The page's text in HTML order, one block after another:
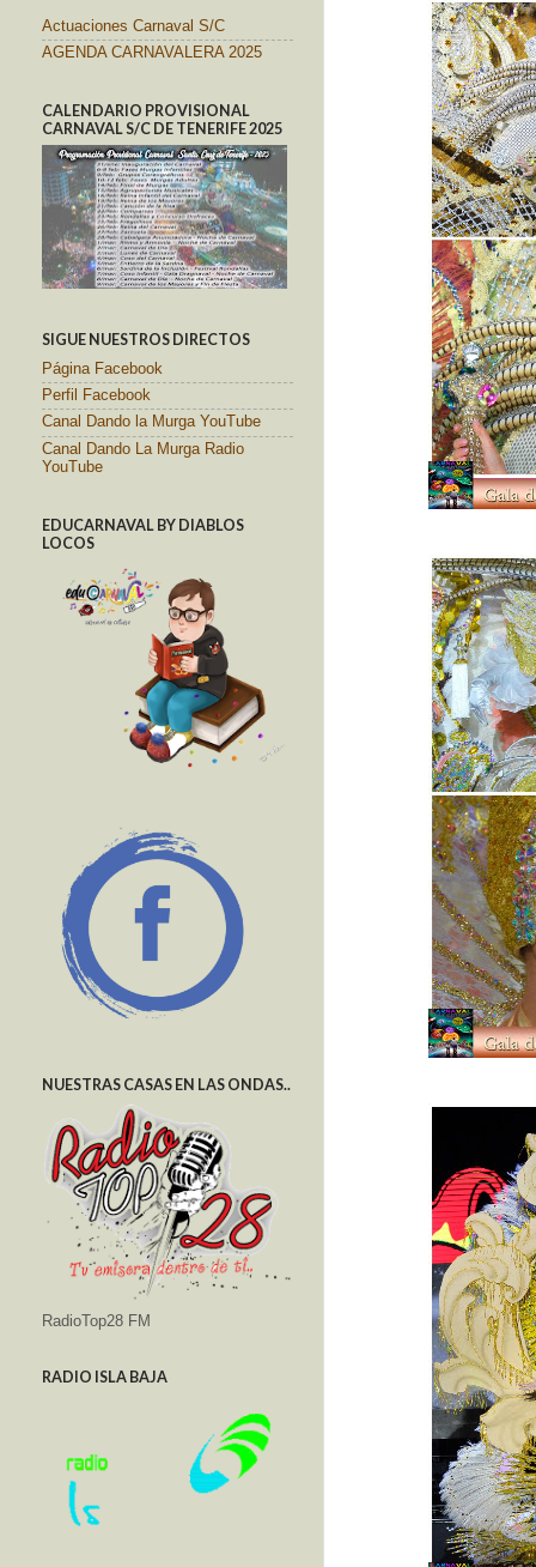
Actuaciones Carnaval S/C
AGENDA CARNAVALERA 2025
CALENDARIO PROVISIONAL
CARNAVAL S/C DE TENERIFE 2025
SIGUE NUESTROS DIRECTOS
Página Facebook
Perfil Facebook
Canal Dando la Murga YouTube
Canal Dando La Murga Radio
YouTube
EDUCARNAVAL BY DIABLOS
LOCOS
NUESTRAS CASAS EN LAS ONDAS..
RadioTop28 FM
RADIO ISLA BAJA